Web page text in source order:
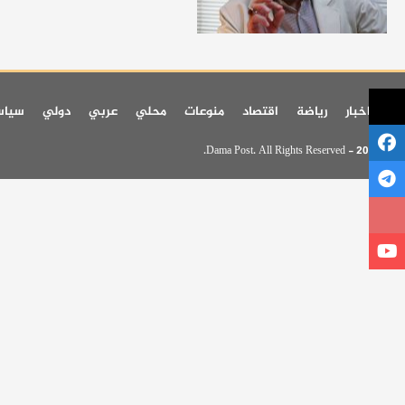
اخر اخبار رياضة اقتصاد منوعات محلي عربي دولي
© 2026 - Dama Post. All Rights Reserved.